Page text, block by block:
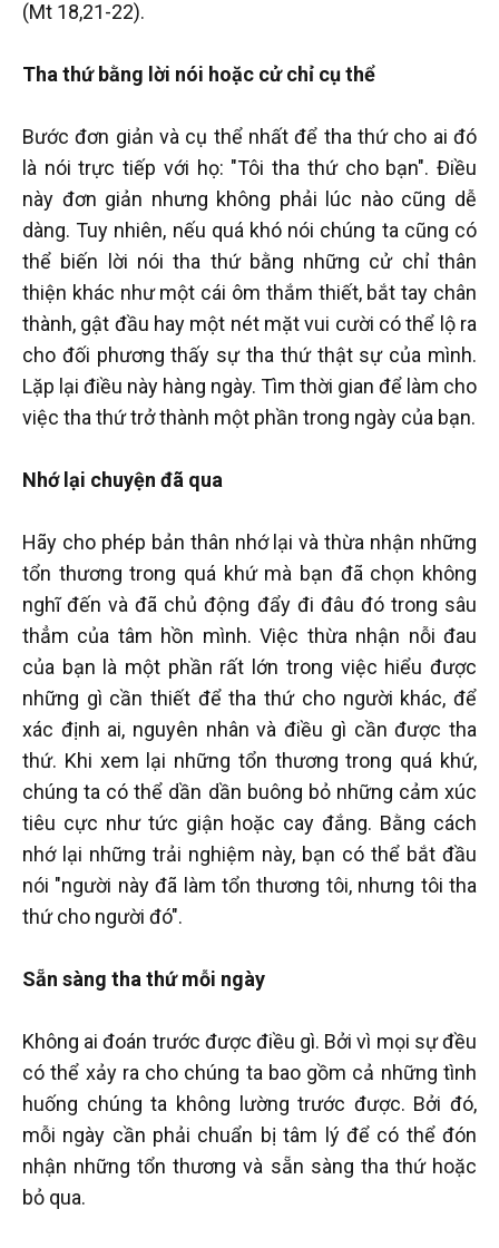
(Mt 18,21-22).
Tha thứ bằng lời nói hoặc cử chỉ cụ thể
Bước đơn giản và cụ thể nhất để tha thứ cho ai đó
là nói trực tiếp với họ: "Tôi tha thứ cho bạn". Điều
này đơn giản nhưng không phải lúc nào cũng dễ
dàng. Tuy nhiên, nếu quá khó nói chúng ta cũng có
thể biến lời nói tha thứ bằng những cử chỉ thân
thiện khác như một cái ôm thắm thiết, bắt tay chân
thành, gật đầu hay một nét mặt vui cười có thể lộ ra
cho đối phương thấy sự tha thứ thật sự của mình.
Lặp lại điều này hàng ngày. Tìm thời gian để làm cho
việc tha thứ trở thành một phần trong ngày của bạn.
Nhớ lại chuyện đã qua
Hãy cho phép bản thân nhớ lại và thừa nhận những
tổn thương trong quá khứ mà bạn đã chọn không
nghĩ đến và đã chủ động đẩy đi đâu đó trong sâu
thẳm của tâm hồn mình. Việc thừa nhận nỗi đau
của bạn là một phần rất lớn trong việc hiểu được
những gì cần thiết để tha thứ cho người khác, để
xác định ai, nguyên nhân và điều gì cần được tha
thứ. Khi xem lại những tổn thương trong quá khứ,
chúng ta có thể dần dần buông bỏ những cảm xúc
tiêu cực như tức giận hoặc cay đắng. Bằng cách
nhớ lại những trải nghiệm này, bạn có thể bắt đầu
nói "người này đã làm tổn thương tôi, nhưng tôi tha
thứ cho người đó".
Sẵn sàng tha thứ mỗi ngày
Không ai đoán trước được điều gì. Bởi vì mọi sự đều
có thể xảy ra cho chúng ta bao gồm cả những tình
huống chúng ta không lường trước được. Bởi đó,
mỗi ngày cần phải chuẩn bị tâm lý để có thể đón
nhận những tổn thương và sẵn sàng tha thứ hoặc
bỏ qua.